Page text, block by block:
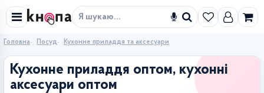
Знайти
Головна Посуд Кухонне приладдя та аксесуари
Кухонне приладдя оптом, кухонні
аксесуари оптом